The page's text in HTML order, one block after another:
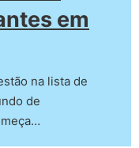
em
na lista de
de